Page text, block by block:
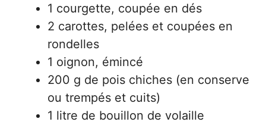
1 courgette, coupée en dés
2 carottes, pelées et coupées en
rondelles
1 oignon, émincé
200 g de pois chiches (en conserve
ou trempés et cuits)
1 litre de bouillon de volaille